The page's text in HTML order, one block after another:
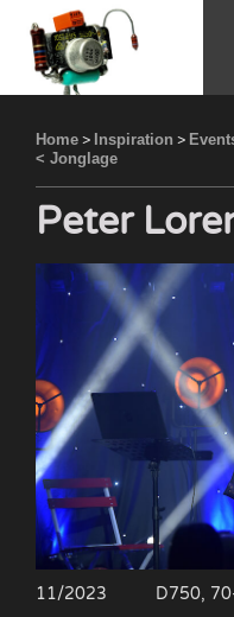
Home > Inspiration >
< Jonglage
Peter
11/2023 D750,